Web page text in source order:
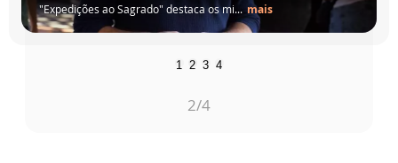
"Expedições ao Sagrado" destaca os mi... mais
1 2 3 4
2/4